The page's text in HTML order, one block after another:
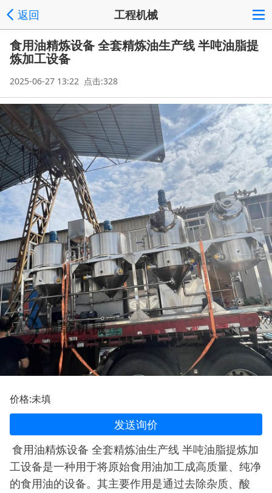
返回 工程机械
食用油精炼设备 全套精炼油生产线 半吨油脂提
炼加工设备
2025-06-27 13:22 点击:328
价格:未填
发送询价
食用油精炼设备 全套精炼油生产线 半吨油脂提炼加
工设备是一种用于将原始食用油加工成高质量、纯净
的食用油的设备。其主要作用是通过去除杂质、酸